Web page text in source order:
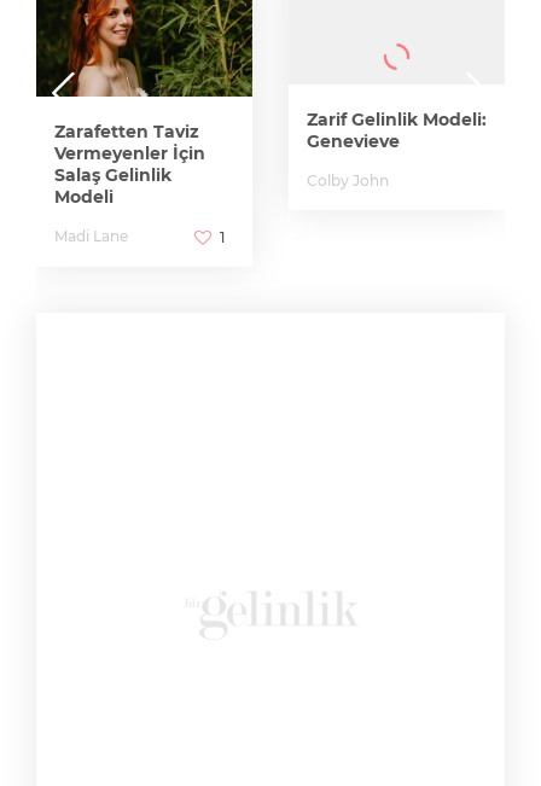
Zarafetten Taviz
Vermeyenler İçin
Salaş Gelinlik
Modeli
Madi Lane 1
Zarif Gelinlik Modeli:
Genevieve
Colby John